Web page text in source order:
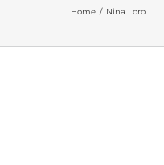
Home / Nina Loro